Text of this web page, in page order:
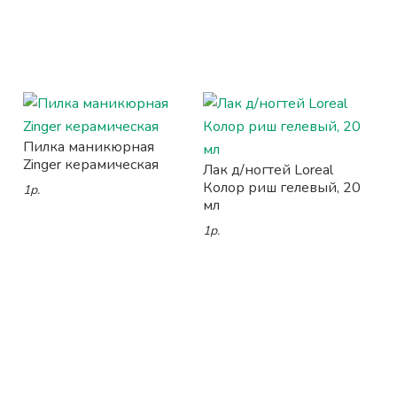
Пилка маникюрная
Zinger керамическая
1р.
Лак д/ногтей Loreal
Колор риш гелевый, 20
мл
1р.